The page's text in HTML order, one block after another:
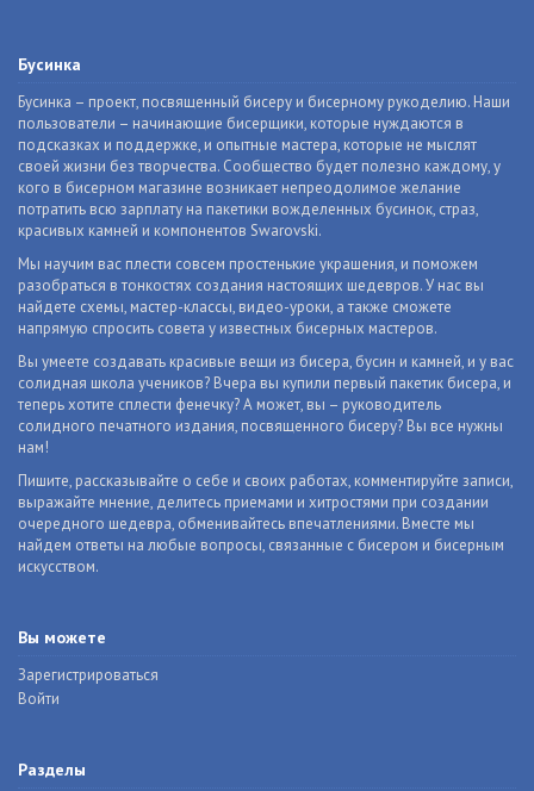
Бусинка
Бусинка – проект, посвященный бисеру и бисерному рукоделию. Наши
пользователи – начинающие бисерщики, которые нуждаются в
подсказках и поддержке, и опытные мастера, которые не мыслят
своей жизни без творчества. Сообщество будет полезно каждому, у
кого в бисерном магазине возникает непреодолимое желание
потратить всю зарплату на пакетики вожделенных бусинок, страз,
красивых камней и компонентов Swarovski.
Мы научим вас плести совсем простенькие украшения, и поможем
разобраться в тонкостях создания настоящих шедевров. У нас вы
найдете схемы, мастер-классы, видео-уроки, а также сможете
напрямую спросить совета у известных бисерных мастеров.
Вы умеете создавать красивые вещи из бисера, бусин и камней, и у вас
солидная школа учеников? Вчера вы купили первый пакетик бисера, и
теперь хотите сплести фенечку? А может, вы – руководитель
солидного печатного издания, посвященного бисеру? Вы все нужны
нам!
Пишите, рассказывайте о себе и своих работах, комментируйте записи,
выражайте мнение, делитесь приемами и хитростями при создании
очередного шедевра, обменивайтесь впечатлениями. Вместе мы
найдем ответы на любые вопросы, связанные с бисером и бисерным
искусством.
Вы можете
Зарегистрироваться
Войти
Разделы